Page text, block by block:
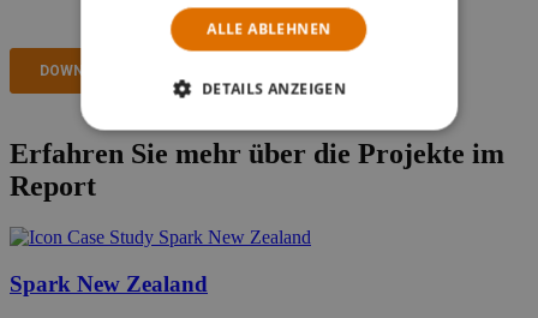
Erfahren Sie mehr über die Projekte im
Report
Spark New Zealand
ALLE ABLEHNEN
DETAILS ANZEIGEN